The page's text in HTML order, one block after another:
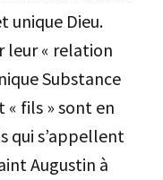
unique Dieu.
leur « relation
Substance
« fils » sont en
qui s’appellent
Augustin à